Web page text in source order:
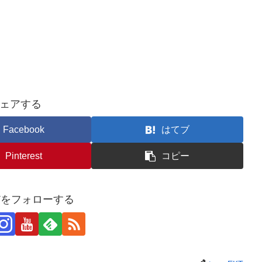
アする
Facebook はてブ
Pinterest コピー
フォローする